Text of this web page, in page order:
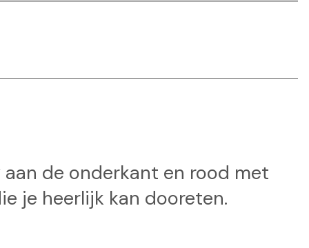
de onderkant en rood met
je heerlijk kan dooreten.